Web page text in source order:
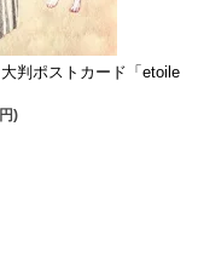
判ポストカード「etoile
)